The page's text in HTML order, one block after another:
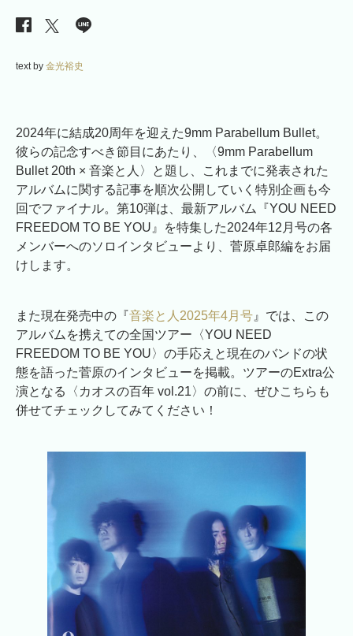
text by 金光裕史
2024年に結成20周年を迎えた9mm Parabellum Bullet。
彼らの記念すべき節目にあたり、〈9mm Parabellum
Bullet 20th × 音楽と人〉と題し、これまでに発表された
アルバムに関する記事を順次公開していく特別企画も今
回でファイナル。第10弾は、最新アルバム『YOU NEED
FREEDOM TO BE YOU』を特集した2024年12月号の各
メンバーへのソロインタビューより、菅原卓郎編をお届
けします。
また現在発売中の『音楽と人2025年4月号 』では、この
アルバムを携えての全国ツアー〈YOU NEED
FREEDOM TO BE YOU〉の手応えと現在のバンドの状
態を語った菅原のインタビューを掲載。ツアーのExtra公
演となる〈カオスの百年 vol.21〉の前に、ぜひこちらも
併せてチェックしてみてください！